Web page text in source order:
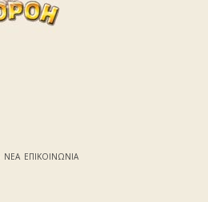
ΝΈΑ ΕΠΙΚΟΙΝΩΝΊΑ